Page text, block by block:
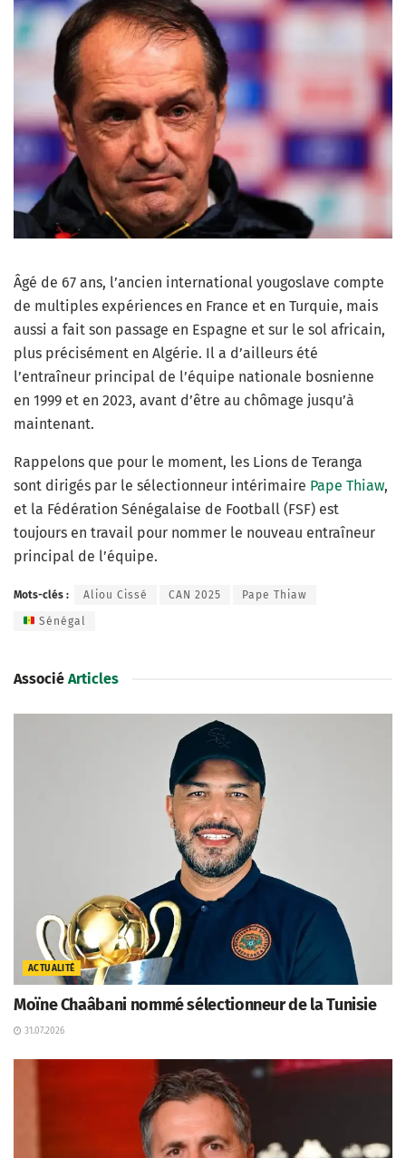
Âgé de 67 ans, l’ancien international yougoslave compte
de multiples expériences en France et en Turquie, mais
aussi a fait son passage en Espagne et sur le sol africain,
plus précisément en Algérie. Il a d’ailleurs été
l’entraîneur principal de l’équipe nationale bosnienne
en 1999 et en 2023, avant d’être au chômage jusqu’à
maintenant.
Rappelons que pour le moment, les Lions de Teranga
sont dirigés par le sélectionneur intérimaire Pape Thiaw,
et la Fédération Sénégalaise de Football (FSF) est
toujours en travail pour nommer le nouveau entraîneur
principal de l’équipe.
Mots-clés : Aliou Cissé CAN 2025 Pape Thiaw
Sénégal
Associé Articles
ACTUALITÉ
Moïne Chaâbani nommé sélectionneur de la Tunisie
31.07.2026